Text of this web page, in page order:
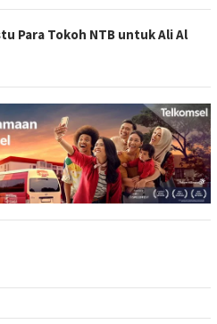
Para Tokoh NTB untuk Ali Al